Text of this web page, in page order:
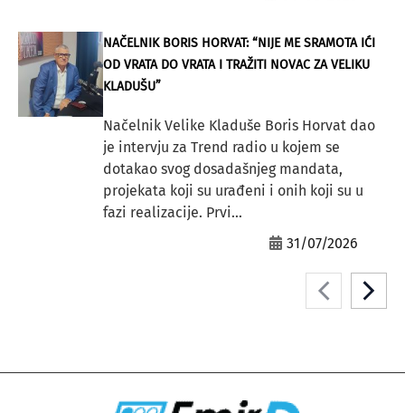
NAČELNIK BORIS HORVAT: “NIJE ME SRAMOTA IĆI
OD VRATA DO VRATA I TRAŽITI NOVAC ZA VELIKU
KLADUŠU”
Načelnik Velike Kladuše Boris Horvat dao
je intervju za Trend radio u kojem se
dotakao svog dosadašnjeg mandata,
projekata koji su urađeni i onih koji su u
fazi realizacije. Prvi...
31/07/2026